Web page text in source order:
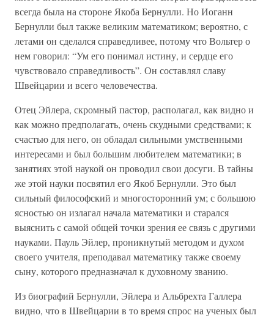
всегда была на стороне Якоба Бернулли. Но Иоганн
Бернулли был также великим математиком; вероятно, с
летами он сделался справедливее, потому что Вольтер о
нем говорил: “Ум его понимал истину, и сердце его
чувствовало справедливость”. Он составлял славу
Швейцарии и всего человечества.
Отец Эйлера, скромный пастор, располагал, как видно и
как можно предполагать, очень скудными средствами; к
счастью для него, он обладал сильными умственными
интересами и был большим любителем математики; в
занятиях этой наукой он проводил свои досуги. В тайны
же этой науки посвятил его Якоб Бернулли. Это был
сильный философский и многосторонний ум; с большою
ясностью он излагал начала математики и старался
выяснить с самой общей точки зрения ее связь с другими
науками. Пауль Эйлер, проникнутый методом и духом
своего учителя, преподавал математику также своему
сыну, которого предназначал к духовному званию.
Из биографий Бернулли, Эйлера и Альбрехта Галлера
видно, что в Швейцарии в то время спрос на ученых был